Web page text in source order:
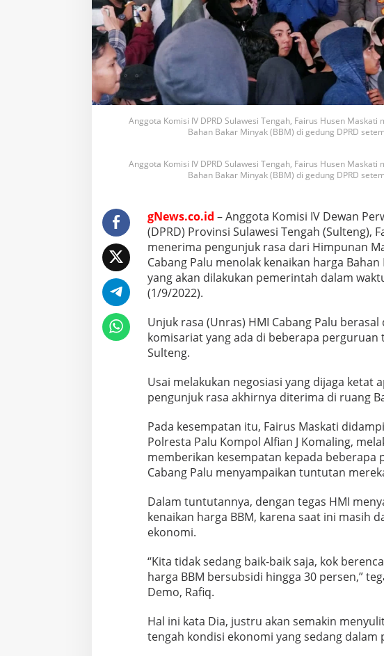
Anggota Komisi IV DPRD Sulawesi Tengah, Fairus Husen
Bahan Bakar Minyak (BBM) di gedung DPRD
Anggota Komisi IV DPRD Sulawesi Tengah, Fairus Husen
Bahan Bakar Minyak (BBM) di gedung DPRD
gNews.co.id – Anggota Komisi IV Dewan
(DPRD) Provinsi Sulawesi Tengah (Sulteng),
menerima pengunjuk rasa dari Himpunan
Cabang Palu menolak kenaikan harga Bahan
yang akan dilakukan pemerintah dalam
(1/9/2022).
Unjuk rasa (Unras) HMI Cabang Palu
komisariat yang ada di beberapa perguruan
Sulteng.
Usai melakukan negosiasi yang dijaga ketat
pengunjuk rasa akhirnya diterima di ruang
Pada kesempatan itu, Fairus Maskati
Polresta Palu Kompol Alfian J Komaling,
memberikan kesempatan kepada beberapa
Cabang Palu menyampaikan tuntutan
Dalam tuntutannya, dengan tegas HMI
kenaikan harga BBM, karena saat ini masih
ekonomi.
“Kita tidak sedang baik-baik saja, kok
harga BBM bersubsidi hingga 30 persen,”
Demo, Rafiq.
Hal ini kata Dia, justru akan semakin
tengah kondisi ekonomi yang sedang dalam